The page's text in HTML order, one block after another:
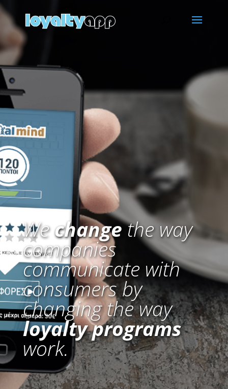
Wechangethe way
companies
communicate with
consumers by
changing the way
loyalty programs
work.